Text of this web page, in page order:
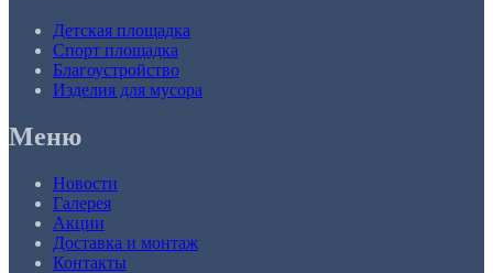
Детская площадка
Спорт площадка
Благоустройство
Изделия для мусора
Меню
Новости
Галерея
Акции
Доставка и монтаж
Контакты